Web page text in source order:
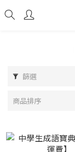
篩選
商品排序